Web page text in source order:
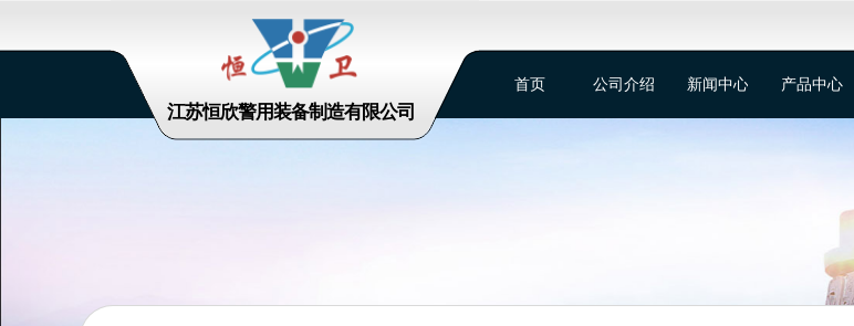
首页 公司介绍 新闻中心 产品中心
江苏恒欣警用装备制造有限公司